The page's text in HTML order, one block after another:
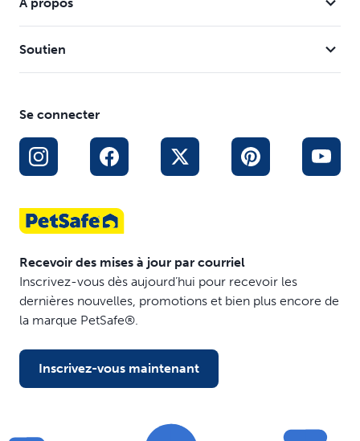
Soutien
Se connecter
Recevoir des mises à jour par courriel
Inscrivez-vous dès aujourd’hui pour recevoir les
dernières nouvelles, promotions et bien plus encore de
la marque PetSafe®.
Inscrivez-vous maintenant